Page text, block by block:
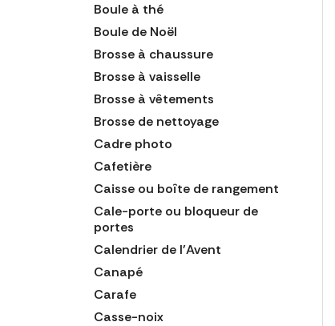
Boule à thé
Boule de Noël
Brosse à chaussure
Brosse à vaisselle
Brosse à vêtements
Brosse de nettoyage
Cadre photo
Cafetière
Caisse ou boîte de rangement
Cale-porte ou bloqueur de
portes
Calendrier de l'Avent
Canapé
Carafe
Casse-noix